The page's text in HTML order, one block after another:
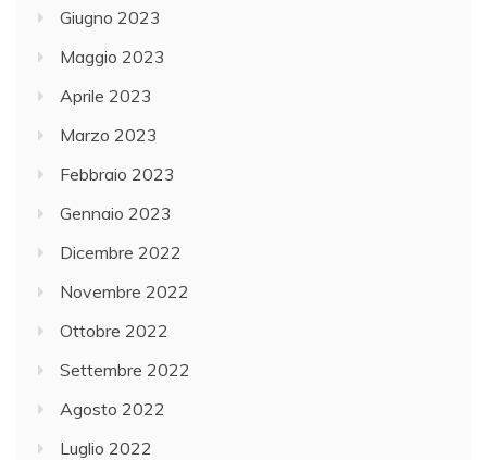
Giugno 2023
Maggio 2023
Aprile 2023
Marzo 2023
Febbraio 2023
Gennaio 2023
Dicembre 2022
Novembre 2022
Ottobre 2022
Settembre 2022
Agosto 2022
Luglio 2022